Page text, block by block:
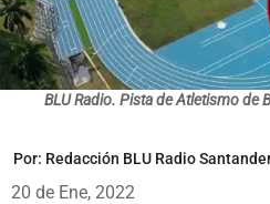
BLU Radio. Pista de Atletismo de
Por: Redacción BLU Radio
20 de Ene, 2022